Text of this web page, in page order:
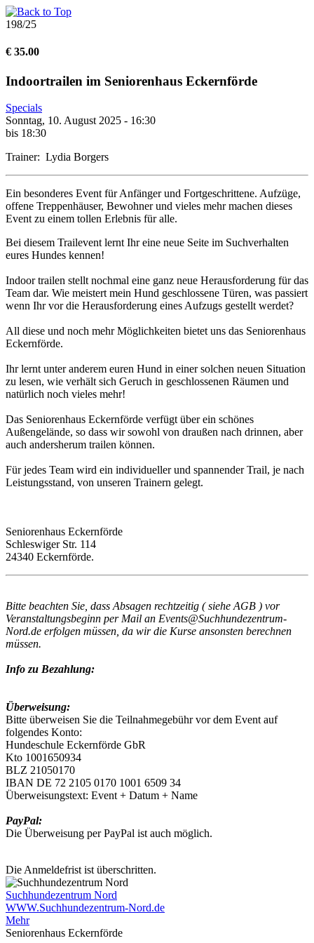
198/25
€ 35.00
Indoortrailen im Seniorenhaus Eckernförde
Specials
Sonntag, 10. August 2025 - 16:30
bis 18:30
Trainer: Lydia Borgers
Ein besonderes Event für Anfänger und Fortgeschrittene. Aufzüge,
offene Treppenhäuser, Bewohner und vieles mehr machen dieses
Event zu einem tollen Erlebnis für alle.
Bei diesem Trailevent lernt Ihr eine neue Seite im Suchverhalten
eures Hundes kennen!
Indoor trailen stellt nochmal eine ganz neue Herausforderung für das
Team dar. Wie meistert mein Hund geschlossene Türen, was passiert
wenn Ihr vor die Herausforderung eines Aufzugs gestellt werdet?
All diese und noch mehr Möglichkeiten bietet uns das Seniorenhaus
Eckernförde.
Ihr lernt unter anderem euren Hund in einer solchen neuen Situation
zu lesen, wie verhält sich Geruch in geschlossenen Räumen und
natürlich noch vieles mehr!
Das Seniorenhaus Eckernförde verfügt über ein schönes
Außengelände, so dass wir sowohl von draußen nach drinnen, aber
auch andersherum trailen können.
Für jedes Team wird ein individueller und spannender Trail, je nach
Leistungsstand, von unseren Trainern gelegt.
Seniorenhaus Eckernförde
Schleswiger Str. 114
24340 Eckernförde.
Bitte beachten Sie, dass Absagen rechtzeitig ( siehe AGB ) vor
Veranstaltungsbeginn per Mail an Events@Suchhundezentrum-
Nord.de erfolgen müssen, da wir die Kurse ansonsten berechnen
müssen.
Info zu Bezahlung:
Überweisung:
Bitte überweisen Sie die Teilnahmegebühr vor dem Event auf
folgendes Konto:
Hundeschule Eckernförde GbR
Kto 1001650934
BLZ 21050170
IBAN DE 72 2105 0170 1001 6509 34
Überweisungstext: Event + Datum + Name
PayPal:
Die Überweisung per PayPal ist auch möglich.
Die Anmeldefrist ist überschritten.
Suchhundezentrum Nord
WWW.Suchhundezentrum-Nord.de
Mehr
Seniorenhaus Eckernförde